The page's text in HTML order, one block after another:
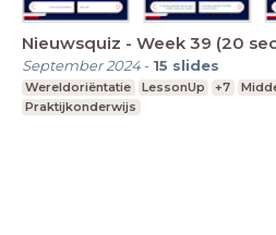
Nieuwsquiz - Week 39 (20
September 2024- 15 slides
Wereldoriëntatie LessonUp +7
Praktijkonderwijs